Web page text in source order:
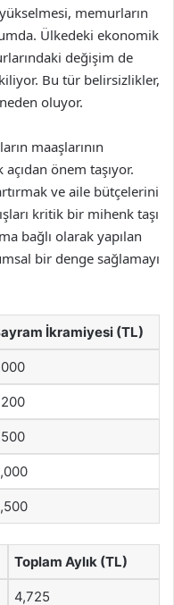
memurların
Ülkedeki ekonomik
değişim de
Bu tür belirsizlikler,
oluyor.
maaşlarının
önem taşıyor.
ve aile bütçelerini
kritik bir mihenk taşı
bağlı olarak yapılan
bir denge sağlamayı
İkramiyesi (TL)
Toplam Aylık (TL)
4,725